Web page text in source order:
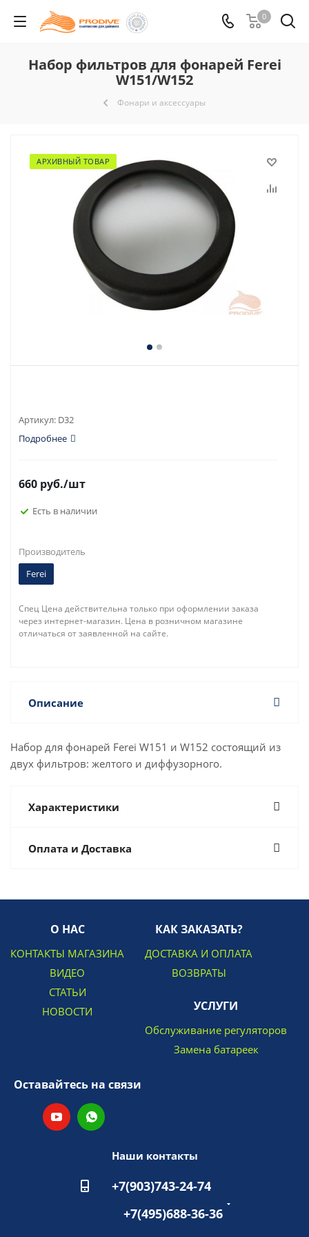
0
Набор фильтров для фонарей Ferei
W151/W152
Фонари и аксессуары
АРХИВНЫЙ ТОВАР
Артикул: D32
Подробнее
660 руб./шт
Есть в наличии
Производитель
Ferei
Спец Цена действительна только при оформлении заказа
через интернет-магазин. Цена в розничном магазине
отличаться от заявленной на сайте.
Описание
Набор для фонарей Ferei W151 и W152 состоящий из
двух фильтров: желтого и диффузорного.
Характеристики
Оплата и Доставка
О НАС
КОНТАКТЫ МАГАЗИНА
ВИДЕО
СТАТЬИ
НОВОСТИ
КАК ЗАКАЗАТЬ?
ДОСТАВКА И ОПЛАТА
ВОЗВРАТЫ
УСЛУГИ
Обслуживание регуляторов
Замена батареек
Оставайтесь на связи
Наши контакты
+7(903)743-24-74
+7(495)688-36-36